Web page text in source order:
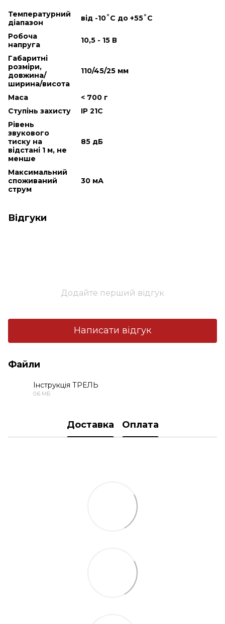
Температурний
діапазон
від -10˚С до +55˚С
Робоча
напруга
10,5 - 15 В
Габаритні
розміри,
довжина/
ширина/висота
110/45/25 мм
Маса
< 700 г
Ступінь захисту
IP 21С
Рівень
звукового
тиску на
відстані 1 м, не
менше
85 дБ
Максимальний
споживаний
струм
30 мА
Відгуки
Додайте перший відгук
Написати відгук
Файли
Інструкція ТРЕЛЬ
0.6 МБ
Доставка Оплата